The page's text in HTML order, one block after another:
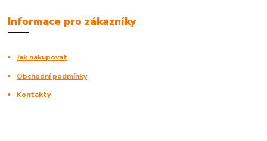
Informace pro zákazníky
Jak nakupovat
Obchodní podmínky
Kontakty